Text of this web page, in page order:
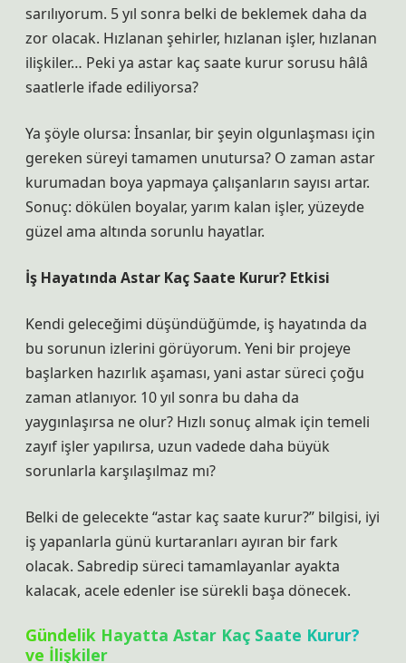
sarılıyorum. 5 yıl sonra belki de beklemek daha da
zor olacak. Hızlanan şehirler, hızlanan işler, hızlanan
ilişkiler… Peki ya astar kaç saate kurur sorusu hâlâ
saatlerle ifade ediliyorsa?
Ya şöyle olursa: İnsanlar, bir şeyin olgunlaşması için
gereken süreyi tamamen unutursa? O zaman astar
kurumadan boya yapmaya çalışanların sayısı artar.
Sonuç: dökülen boyalar, yarım kalan işler, yüzeyde
güzel ama altında sorunlu hayatlar.
İş Hayatında Astar Kaç Saate Kurur? Etkisi
Kendi geleceğimi düşündüğümde, iş hayatında da
bu sorunun izlerini görüyorum. Yeni bir projeye
başlarken hazırlık aşaması, yani astar süreci çoğu
zaman atlanıyor. 10 yıl sonra bu daha da
yaygınlaşırsa ne olur? Hızlı sonuç almak için temeli
zayıf işler yapılırsa, uzun vadede daha büyük
sorunlarla karşılaşılmaz mı?
Belki de gelecekte “astar kaç saate kurur?” bilgisi, iyi
iş yapanlarla günü kurtaranları ayıran bir fark
olacak. Sabredip süreci tamamlayanlar ayakta
kalacak, acele edenler ise sürekli başa dönecek.
Gündelik Hayatta Astar Kaç Saate Kurur?
ve İlişkiler